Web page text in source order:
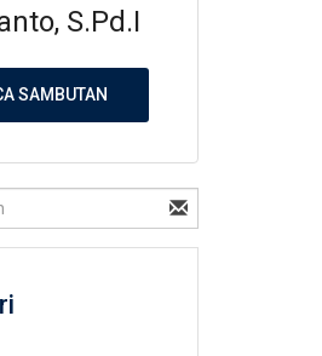
S.Pd.I
SAMBUTAN